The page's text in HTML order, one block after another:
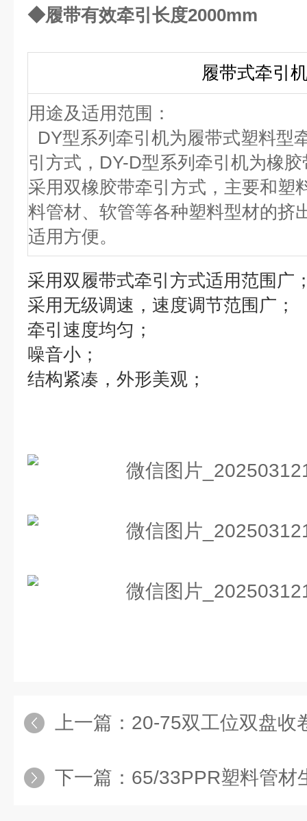
◆履带有效牵引长度2000mm
履带式牵引
用途及适用范围：
DY型系列牵引机为履带式塑料型
引方式，DY-D型系列牵引机为橡
采用双橡胶带牵引方式，主要和塑
料管材、软管等各种塑料型材的挤
适用方便。
采用双履带式牵引方式适用范围广
采用无级调速，速度调节范围广；
牵引速度均匀；
噪音小；
结构紧凑，外形美观；
上一篇： 20-75双工位双盘收
下一篇： 65/33PPR塑料管材生